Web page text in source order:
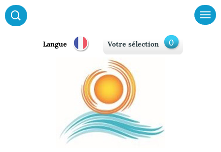
Langue Votre sélection 0